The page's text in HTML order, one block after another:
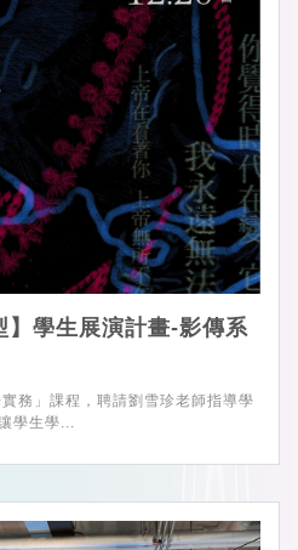
】學生展演計畫-影傳系
學生學...